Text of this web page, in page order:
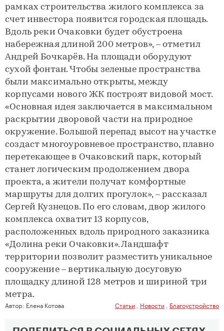
рамках строительства жилого комплекса за
счет инвестора появится городская площадь.
Вдоль реки Очаковки будет обустроена
набережная длиной 200 метров», – отметил
Андрей Бочкарёв. На площади оборудуют
сухой фонтан. Чтобы зеленые пространства
были максимально открыты, между
корпусами нового ЖК построят видовой мост.
«Основная идея заключается в максимальном
раскрытии дворовой части на природное
окружение. Большой перепад высот на участке
создаст многоуровневое пространство, плавно
перетекающее в Очаковский парк, который
станет логическим продолжением двора
проекта, а жители получат комфортные
маршруты для долгих прогулок», – рассказал
Сергей Кузнецов. По его словам, двор жилого
комплекса охватит 13 корпусов,
расположенных вдоль природного заказника
«Долина реки Очаковки». Ландшафт
территории позволит разместить уникальное
сооружение – вертикальную досуговую
площадку длиной 128 метров и шириной три
метра.
Автор: Елена Котова Статьи Новости Благоустройство